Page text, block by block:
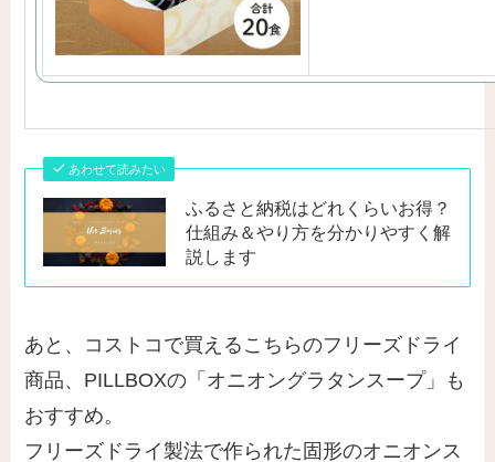
あわせて読みたい
ふるさと納税はどれくらいお得？
仕組み＆やり方を分かりやすく解
説します
あと、コストコで買えるこちらのフリーズドライ
商品、PILLBOXの「オニオングラタンスープ」も
おすすめ。
フリーズドライ製法で作られた固形のオニオンス